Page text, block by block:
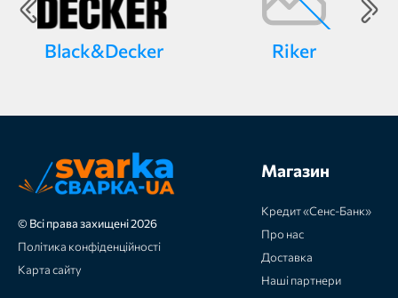
Black&Decker Riker
© Всі права захищені 2026
Політика конфіденційності
Карта сайту
Магазин
Кредит «Сенс-Банк»
Про нас
Доставка
Наші партнери